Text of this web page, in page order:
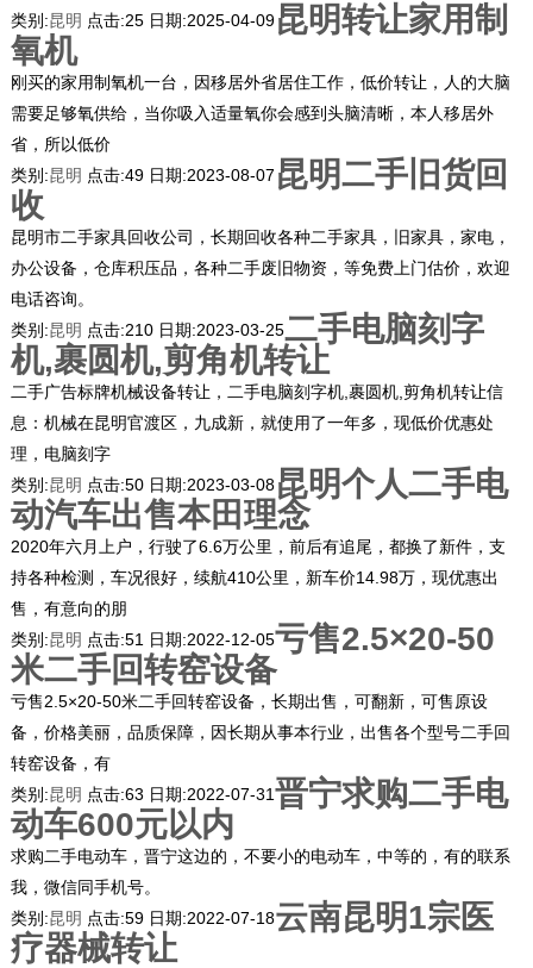
类别:昆明 点击:25 日期:2025-04-09昆明转让家用制
氧机
刚买的家用制氧机一台，因移居外省居住工作，低价转让，人的大脑
需要足够氧供给，当你吸入适量氧你会感到头脑清晰，本人移居外
省，所以低价
类别:昆明 点击:49 日期:2023-08-07 昆明二手旧货回
收
昆明市二手家具回收公司，长期回收各种二手家具，旧家具，家电，
办公设备，仓库积压品，各种二手废旧物资，等免费上门估价，欢迎
电话咨询。
类别:昆明 点击:210 日期:2023-03-25二手电脑刻字
机,裹圆机,剪角机转让
二手广告标牌机械设备转让，二手电脑刻字机,裹圆机,剪角机转让信
息：机械在昆明官渡区，九成新，就使用了一年多，现低价优惠处
理，电脑刻字
类别:昆明 点击:50 日期:2023-03-08昆明个人二手电
动汽车出售本田理念
2020年六月上户，行驶了6.6万公里，前后有追尾，都换了新件，支
持各种检测，车况很好，续航410公里，新车价14.98万，现优惠出
售，有意向的朋
类别:昆明 点击:51 日期:2022-12-05亏售2.5×20-50
米二手回转窑设备
亏售2.5×20-50米二手回转窑设备，长期出售，可翻新，可售原设
备，价格美丽，品质保障，因长期从事本行业，出售各个型号二手回
转窑设备，有
类别:昆明 点击:63 日期:2022-07-31晋宁求购二手电
动车600元以内
求购二手电动车，晋宁这边的，不要小的电动车，中等的，有的联系
我，微信同手机号。
类别:昆明 点击:59 日期:2022-07-18云南昆明1宗医
疗器械转让